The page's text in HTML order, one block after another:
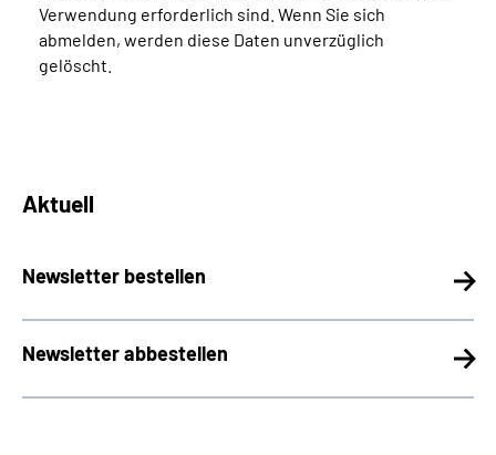
Suche
Verwendung erforderlich sind. Wenn Sie sich
abmelden, werden diese Daten unverzüglich
gelöscht.
Aktuell
Newsletter bestellen
Newsletter abbestellen